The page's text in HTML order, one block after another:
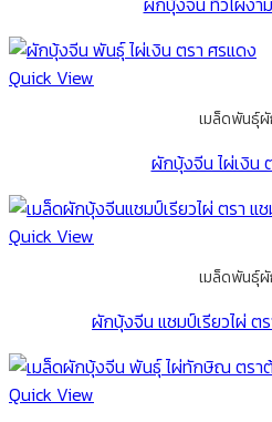
Quick View
เมล็ดพันธุ์
ผักบุ้งจีน ไผ่เงิน
Quick View
เมล็ดพันธุ์
ผักบุ้งจีน แชมป์เรียวไผ่ ต
Quick View